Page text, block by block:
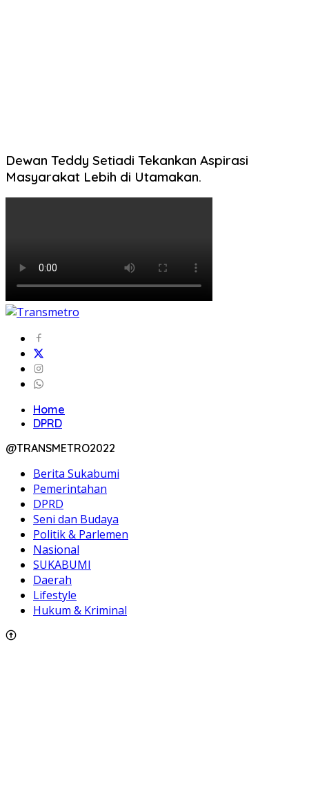
Dewan Teddy Setiadi Tekankan Aspirasi
Masyarakat Lebih di Utamakan.
Home
DPRD
@TRANSMETRO2022
Berita Sukabumi
Pemerintahan
DPRD
Seni dan Budaya
Politik & Parlemen
Nasional
SUKABUMI
Daerah
Lifestyle
Hukum & Kriminal